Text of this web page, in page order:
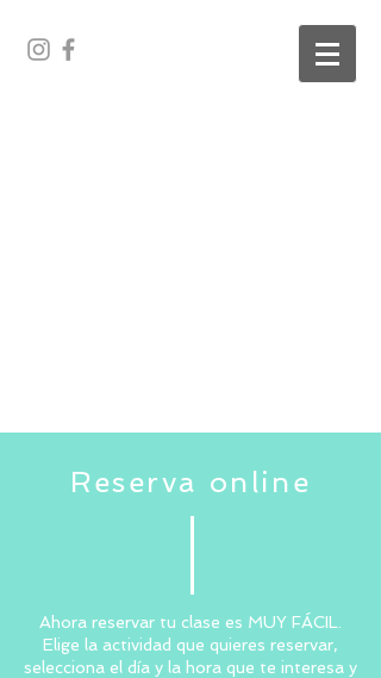
Reserva online
Ahora reservar tu clase es MUY FÁCIL.
Elige la actividad que quieres reservar,
selecciona el día y la hora que te interesa y